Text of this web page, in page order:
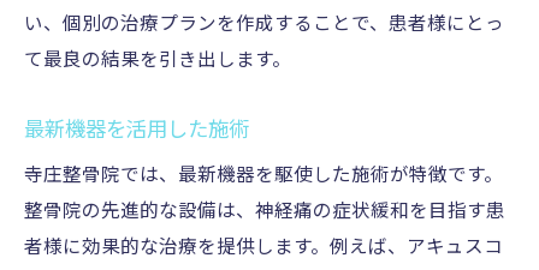
い、個別の治療プランを作成することで、患者様にとっ
て最良の結果を引き出します。
最新機器を活用した施術
寺庄整骨院では、最新機器を駆使した施術が特徴です。
整骨院の先進的な設備は、神経痛の症状緩和を目指す患
者様に効果的な治療を提供します。例えば、アキュスコ